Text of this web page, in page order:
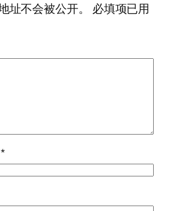
址不会被公开。
必填项已用
*